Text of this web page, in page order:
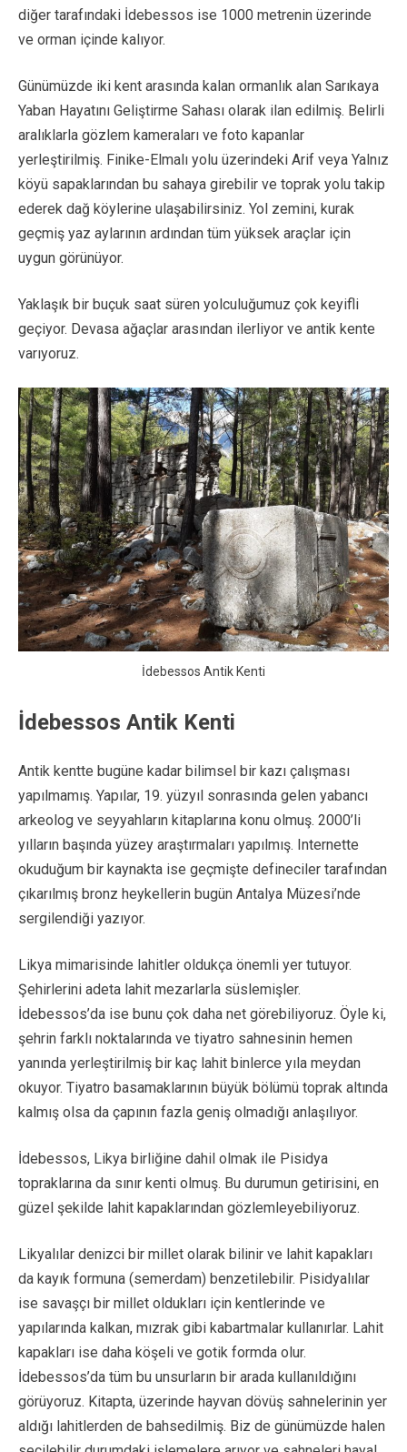
diğer tarafındaki İdebessos ise 1000 metrenin üzerinde
ve orman içinde kalıyor.
Günümüzde iki kent arasında kalan ormanlık alan Sarıkaya
Yaban Hayatını Geliştirme Sahası olarak ilan edilmiş. Belirli
aralıklarla gözlem kameraları ve foto kapanlar
yerleştirilmiş. Finike-Elmalı yolu üzerindeki Arif veya Yalnız
köyü sapaklarından bu sahaya girebilir ve toprak yolu takip
ederek dağ köylerine ulaşabilirsiniz. Yol zemini, kurak
geçmiş yaz aylarının ardından tüm yüksek araçlar için
uygun görünüyor.
Yaklaşık bir buçuk saat süren yolculuğumuz çok keyifli
geçiyor. Devasa ağaçlar arasından ilerliyor ve antik kente
varıyoruz.
İdebessos Antik Kenti
İdebessos Antik Kenti
Antik kentte bugüne kadar bilimsel bir kazı çalışması
yapılmamış. Yapılar, 19. yüzyıl sonrasında gelen yabancı
arkeolog ve seyyahların kitaplarına konu olmuş. 2000’li
yılların başında yüzey araştırmaları yapılmış. Internette
okuduğum bir kaynakta ise geçmişte defineciler tarafından
çıkarılmış bronz heykellerin bugün Antalya Müzesi’nde
sergilendiği yazıyor.
Likya mimarisinde lahitler oldukça önemli yer tutuyor.
Şehirlerini adeta lahit mezarlarla süslemişler.
İdebessos’da ise bunu çok daha net görebiliyoruz. Öyle ki,
şehrin farklı noktalarında ve tiyatro sahnesinin hemen
yanında yerleştirilmiş bir kaç lahit binlerce yıla meydan
okuyor. Tiyatro basamaklarının büyük bölümü toprak altında
kalmış olsa da çapının fazla geniş olmadığı anlaşılıyor.
İdebessos, Likya birliğine dahil olmak ile Pisidya
topraklarına da sınır kenti olmuş. Bu durumun getirisini, en
güzel şekilde lahit kapaklarından gözlemleyebiliyoruz.
Likyalılar denizci bir millet olarak bilinir ve lahit kapakları
da kayık formuna (semerdam) benzetilebilir. Pisidyalılar
ise savaşçı bir millet oldukları için kentlerinde ve
yapılarında kalkan, mızrak gibi kabartmalar kullanırlar. Lahit
kapakları ise daha köşeli ve gotik formda olur.
İdebessos’da tüm bu unsurların bir arada kullanıldığını
görüyoruz. Kitapta, üzerinde hayvan dövüş sahnelerinin yer
aldığı lahitlerden de bahsedilmiş. Biz de günümüzde halen